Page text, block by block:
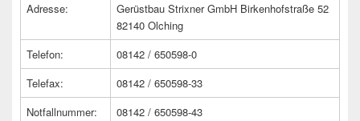
Adresse:
Gerüstbau Strixner GmbH Birkenhofstraße 52
82140 Olching
Telefon:
08142 / 650598-0
Telefax:
08142 / 650598-33
Notfallnummer:
08142 / 650598-43